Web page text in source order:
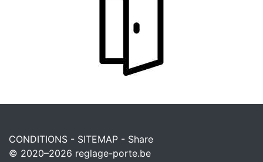
CONDITIONS - SITEMAP - Share
© 2020–2026 reglage-porte.be